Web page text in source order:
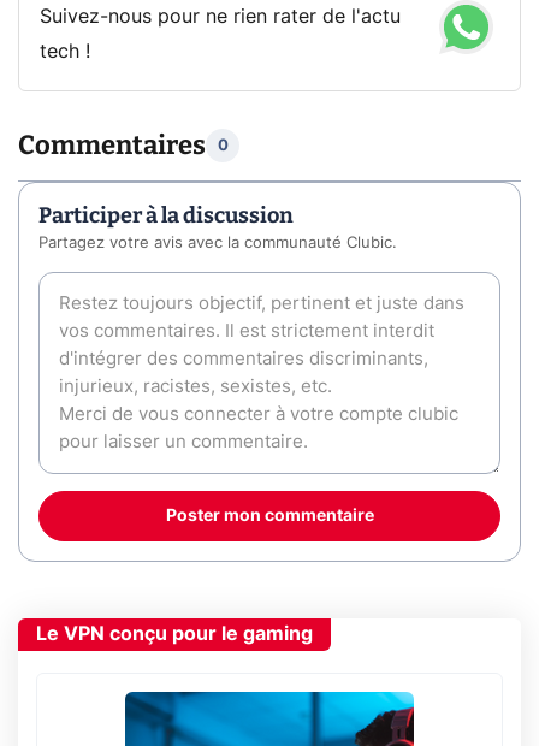
Suivez-nous pour ne rien rater de l'actu
tech !
Commentaires 0
Participer à la discussion
Partagez votre avis avec la communauté Clubic.
Poster mon commentaire
Le VPN conçu pour le gaming